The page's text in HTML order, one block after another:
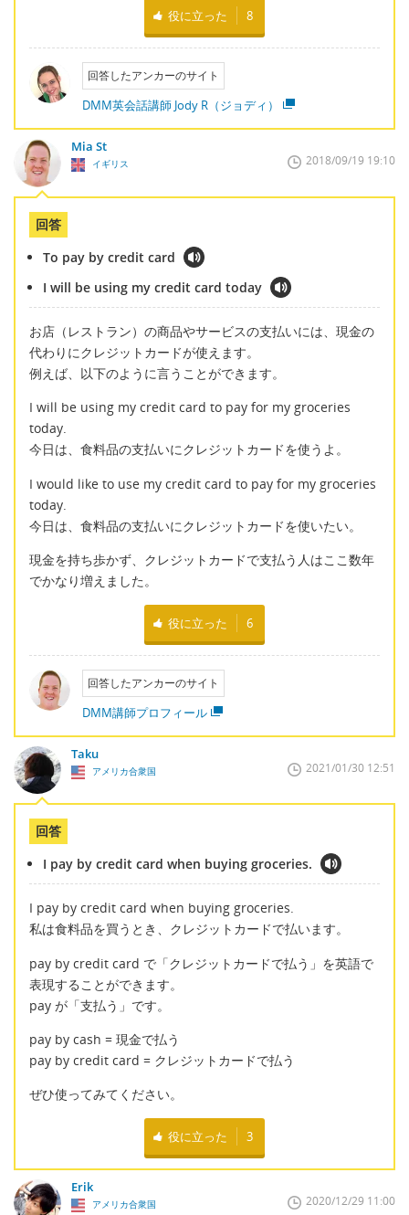
役に立った 8
回答したアンカーのサイト
DMM英会話講師 Jody R（ジョディ）
Mia St
イギリス 2018/09/19 19:10
回答
To pay by credit card
I will be using my credit card today
お店（レストラン）の商品やサービスの支払いには、現金の
代わりにクレジットカードが使えます。
例えば、以下のように言うことができます。
I will be using my credit card to pay for my groceries
today.
今日は、食料品の支払いにクレジットカードを使うよ。
I would like to use my credit card to pay for my groceries
today.
今日は、食料品の支払いにクレジットカードを使いたい。
現金を持ち歩かず、クレジットカードで支払う人はここ数年
でかなり増えました。
役に立った 6
回答したアンカーのサイト
DMM講師プロフィール
Taku
アメリカ合衆国 2021/01/30 12:51
回答
I pay by credit card when buying groceries.
I pay by credit card when buying groceries.
私は食料品を買うとき、クレジットカードで払います。
pay by credit card で「クレジットカードで払う」を英語で
表現することができます。
pay が「支払う」です。
pay by cash = 現金で払う
pay by credit card = クレジットカードで払う
ぜひ使ってみてください。
役に立った 3
Erik
アメリカ合衆国 2020/12/29 11:00